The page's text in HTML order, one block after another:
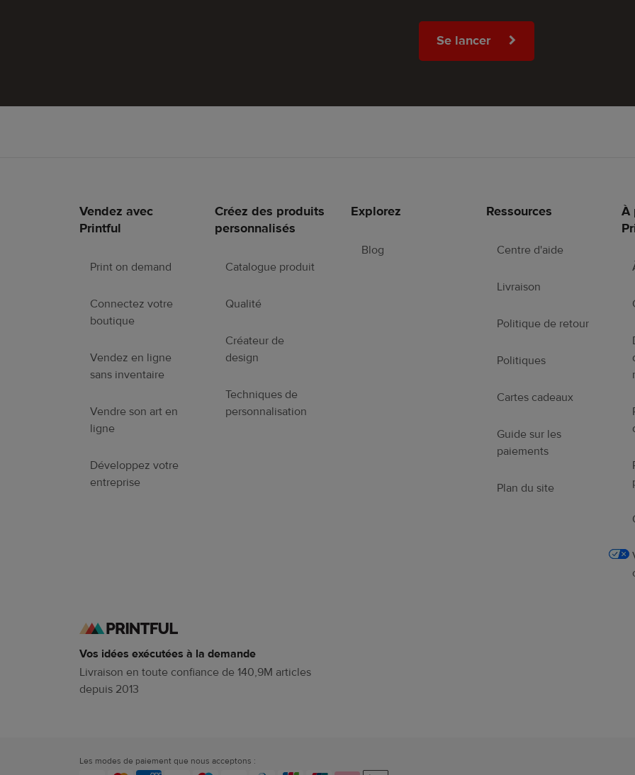
Se lancer
Liens
Vendez avec
Printful
Print on demand
Connectez votre
boutique
Vendez en ligne
sans inventaire
Vendre son art en
ligne
Développez votre
entreprise
Créez des produits
personnalisés
Catalogue produit
Qualité
Créateur de
design
Techniques de
personnalisation
Explorez
Blog
Ressources
Centre d'aide
Livraison
Politique de retour
Politiques
Cartes cadeaux
Guide sur les
paiements
Plan du site
À
Vos idées exécutées à la demande
Livraison en toute confiance de 140,9M articles
depuis 2013
Les modes de paiement que nous acceptons :